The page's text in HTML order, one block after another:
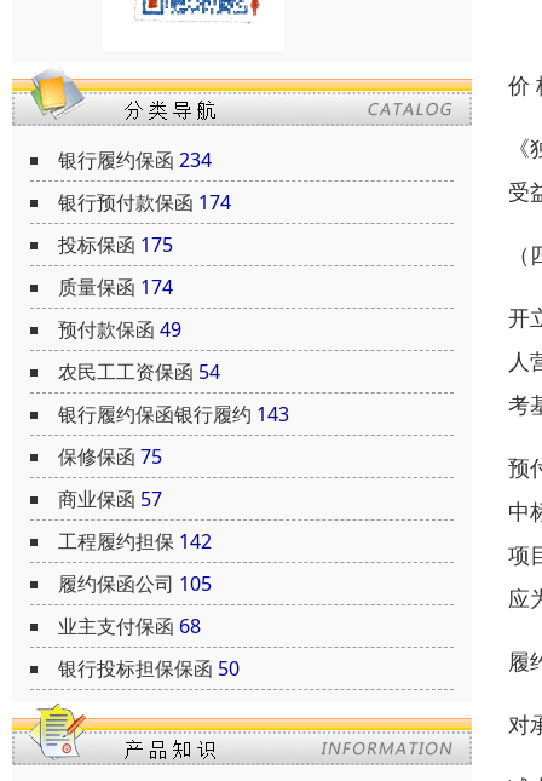
银行履约保函 234
银行预付款保函 174
投标保函 175
质量保函 174
预付款保函 49
农民工工资保函 54
银行履约保函银行履约 143
保修保函 75
商业保函 57
工程履约担保 142
履约保函公司 105
业主支付保函 68
银行投标担保保函 50
价
受
开
人
考
预
中
项
应
履
对